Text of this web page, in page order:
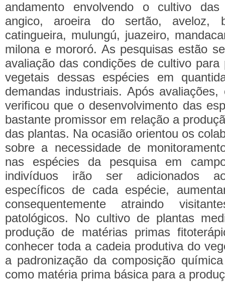
andamento envolvendo o cultivo das
angico, aroeira do sertão, aveloz,
catingueira, mulungú, juazeiro,
milona e mororó. As pesquisas estão
avaliação das condições de cultivo
vegetais dessas espécies em
demandas industriais. Após
verificou que o desenvolvimento das
bastante promissor em relação a
das plantas. Na ocasião orientou os
sobre a necessidade de
nas espécies da pesquisa em
indivíduos irão ser adicionados
específicos de cada espécie,
consequentemente atraindo
patológicos. No cultivo de plantas
produção de matérias primas
conhecer toda a cadeia produtiva do
a padronização da composição
como matéria prima básica para a